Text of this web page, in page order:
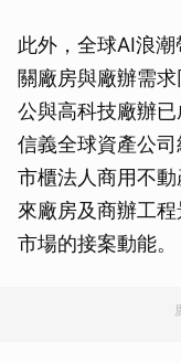
此外，全球AI浪
關廠房與廠辦需
公與高科技廠辦
信義全球資產公
市櫃法人商用不
來廠房及商辦工
市場的接案動能。